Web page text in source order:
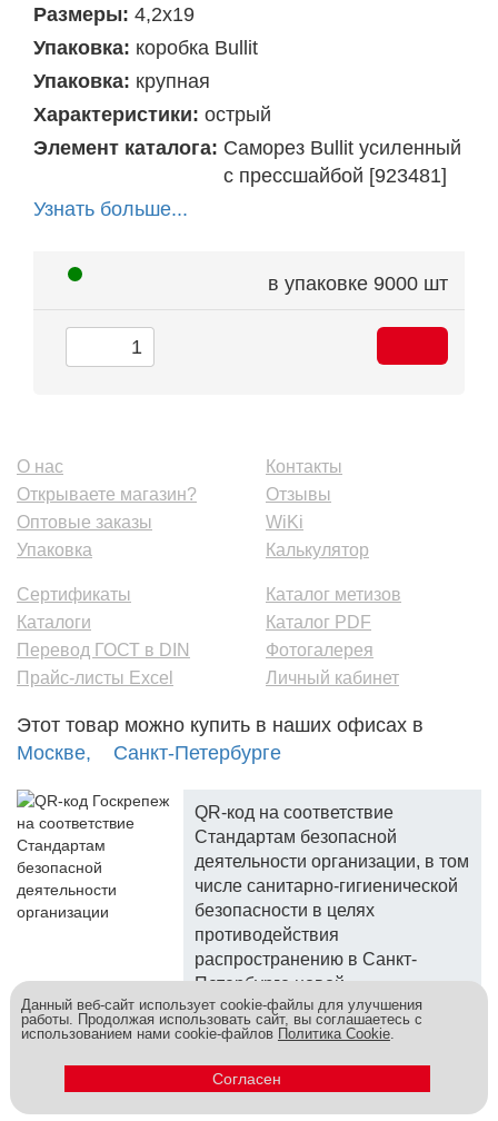
Размеры: 4,2х19
Упаковка: коробка Bullit
Упаковка: крупная
Характеристики: острый
Элемент каталога: Саморез Bullit усиленный
с прессшайбой [923481]
Узнать больше...
в упаковке 9000 шт
О нас
Открываете магазин?
Оптовые заказы
Упаковка
Контакты
Отзывы
WiKi
Калькулятор
Сертификаты
Каталоги
Перевод ГОСТ в DIN
Прайс-листы Excel
Каталог метизов
Каталог PDF
Фотогалерея
Личный кабинет
Этот товар можно купить в наших офисах в
Москве,
Санкт-Петербурге
QR-код на соответствие
Стандартам безопасной
деятельности организации, в том
числе санитарно-гигиенической
безопасности в целях
противодействия
распространению в Санкт-
Петербурге новой
коронавирусной инфекции.
Метизы и крепеж оптом - это к нам! © 2026
Данный веб-сайт использует cookie-файлы для улучшения
работы. Продолжая использовать сайт, вы соглашаетесь с
использованием нами cookie-файлов Политика Cookie.
Согласен